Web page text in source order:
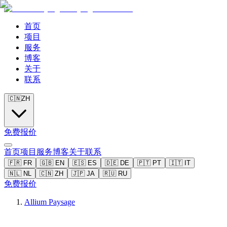
首页
项目
服务
博客
关于
联系
🇨🇳ZH
免费报价
首页项目 服务博客关于联系
🇫🇷 FR 🇬🇧 EN 🇪🇸 ES 🇩🇪 DE 🇵🇹 PT 🇮🇹 IT
🇳🇱 NL 🇨🇳 ZH 🇯🇵 JA 🇷🇺 RU
免费报价
Allium Paysage